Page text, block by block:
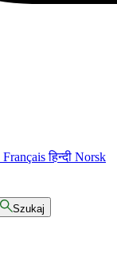
Françaisहिन्दी Norsk
Szukaj